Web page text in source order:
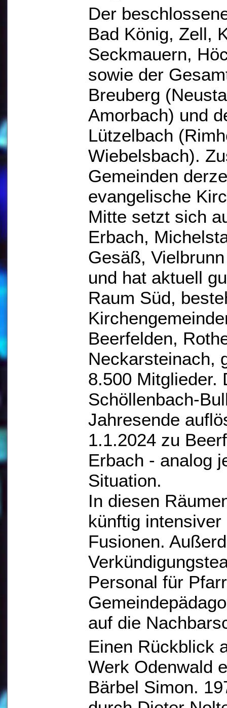
Der
Bad König, Zell,
Seckmauern,
sowie der
Breuberg
Amorbach) und
Lützelbach
Wiebelsbach).
Gemeinden
evangelische
Mitte setzt sich
Erbach,
Gesäß,
und hat aktuell
Raum Süd,
Beerfelden,
Neckarsteinach,
8.500 Mitglieder.
Schöllenbach-
Jahresende
1.1.2024 zu
Erbach - analog
Situation.
In diesen
künftig
Fusionen.
Personal für
auf die
Einen Rückblick
Werk Odenwald
Bärbel Simon.